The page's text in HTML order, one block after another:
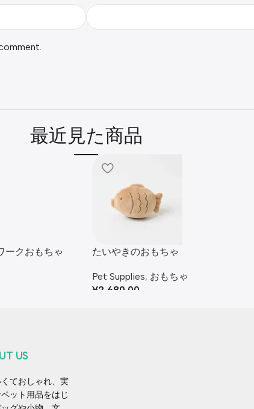
最近見た商品
ークおもちゃ たいやきのおもちゃ
Pet Supplies, おもちゃ
¥2,680.00
US
ておしゃれ、実
ット用品をはじ